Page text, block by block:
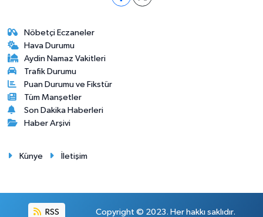
Nöbetçi Eczaneler
Hava Durumu
Aydin Namaz Vakitleri
Trafik Durumu
Puan Durumu ve Fikstür
Tüm Manşetler
Son Dakika Haberleri
Haber Arşivi
Künye İletişim
RSS Copyright © 2023. Her hakkı saklıdır.